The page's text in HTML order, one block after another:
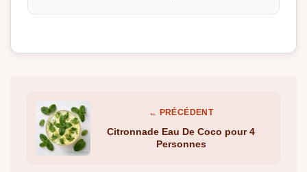
← PRÉCÉDENT
Citronnade Eau De Coco pour 4
Personnes